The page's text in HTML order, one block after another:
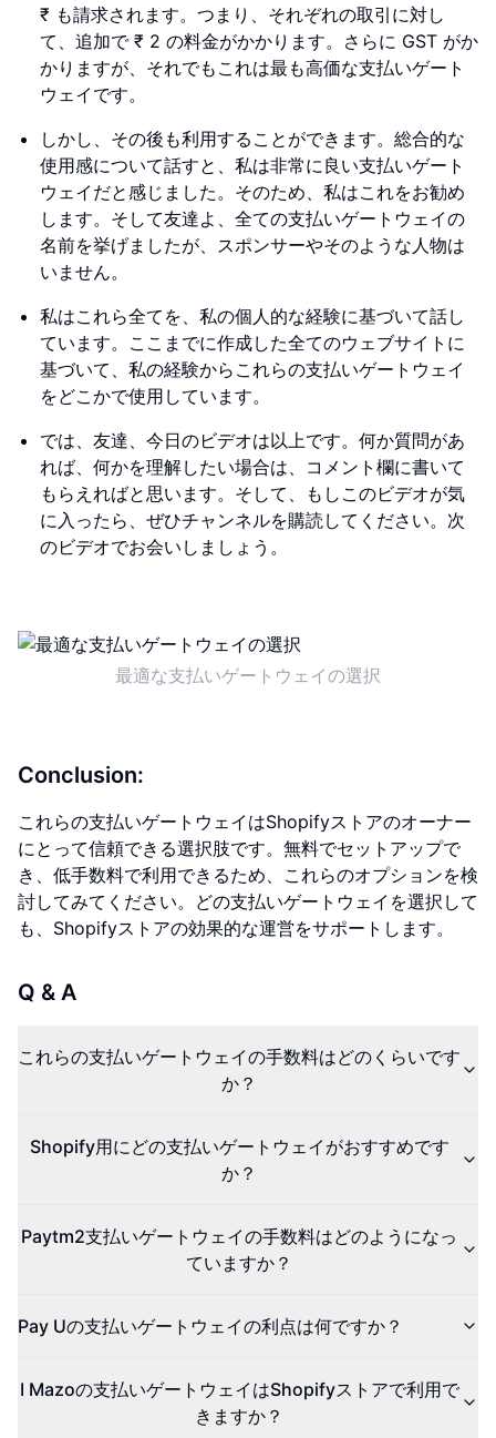
₹ も請求されます。つまり、それぞれの取引に対し
て、追加で ₹ 2 の料金がかかります。さらに GST がか
かりますが、それでもこれは最も高価な支払いゲート
ウェイです。
しかし、その後も利用することができます。総合的な
使用感について話すと、私は非常に良い支払いゲート
ウェイだと感じました。そのため、私はこれをお勧め
します。そして友達よ、全ての支払いゲートウェイの
名前を挙げましたが、スポンサーやそのような人物は
いません。
私はこれら全てを、私の個人的な経験に基づいて話し
ています。ここまでに作成した全てのウェブサイトに
基づいて、私の経験からこれらの支払いゲートウェイ
をどこかで使用しています。
では、友達、今日のビデオは以上です。何か質問があ
れば、何かを理解したい場合は、コメント欄に書いて
もらえればと思います。そして、もしこのビデオが気
に入ったら、ぜひチャンネルを購読してください。次
のビデオでお会いしましょう。
最適な支払いゲートウェイの選択
Conclusion:
これらの支払いゲートウェイはShopifyストアのオーナー
にとって信頼できる選択肢です。無料でセットアップで
き、低手数料で利用できるため、これらのオプションを検
討してみてください。どの支払いゲートウェイを選択して
も、Shopifyストアの効果的な運営をサポートします。
Q & A
これらの支払いゲートウェイの手数料はどのくらいです
か？
Shopify用にどの支払いゲートウェイがおすすめです
か？
Paytm2支払いゲートウェイの手数料はどのようになっ
ていますか？
Pay Uの支払いゲートウェイの利点は何ですか？
I Mazoの支払いゲートウェイはShopifyストアで利用で
きますか？